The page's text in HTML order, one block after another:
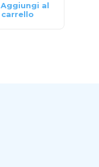
Aggiungi al
carrello